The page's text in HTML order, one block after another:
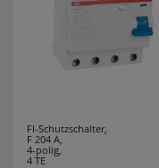
FI-Schutzschalter,
F 204 A,
4-polig,
4 TE